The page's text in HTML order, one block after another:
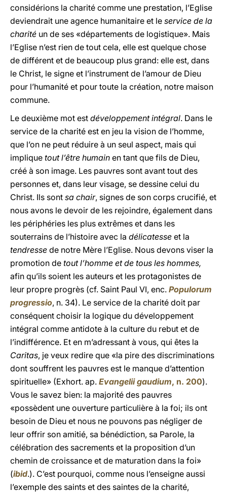
considérions la charité comme une prestation, l’Eglise
deviendrait une agence humanitaire et le service de la
charité un de ses «départements de logistique». Mais
l’Eglise n’est rien de tout cela, elle est quelque chose
de différent et de beaucoup plus grand: elle est, dans
le Christ, le signe et l’instrument de l’amour de Dieu
pour l’humanité et pour toute la création, notre maison
commune.
Le deuxième mot est développement intégral. Dans le
service de la charité est en jeu la vision de l’homme,
que l’on ne peut réduire à un seul aspect, mais qui
implique tout l’être humain en tant que fils de Dieu,
créé à son image. Les pauvres sont avant tout des
personnes et, dans leur visage, se dessine celui du
Christ. Ils sont sa chair, signes de son corps crucifié, et
nous avons le devoir de les rejoindre, également dans
les périphéries les plus extrêmes et dans les
souterrains de l’histoire avec la délicatesse et la
tendresse de notre Mère l’Eglise. Nous devons viser la
promotion de tout l’homme et de tous les hommes,
afin qu’ils soient les auteurs et les protagonistes de
leur propre progrès (cf. Saint Paul VI, enc. Populorum
progressio, n. 34). Le service de la charité doit par
conséquent choisir la logique du développement
intégral comme antidote à la culture du rebut et de
l’indifférence. Et en m’adressant à vous, qui êtes la
Caritas, je veux redire que «la pire des discriminations
dont souffrent les pauvres est le manque d’attention
spirituelle» (Exhort. ap. Evangelii gaudium, n. 200).
Vous le savez bien: la majorité des pauvres
«possèdent une ouverture particulière à la foi; ils ont
besoin de Dieu et nous ne pouvons pas négliger de
leur offrir son amitié, sa bénédiction, sa Parole, la
célébration des sacrements et la proposition d’un
chemin de croissance et de maturation dans la foi»
(ibid.). C’est pourquoi, comme nous l’enseigne aussi
l’exemple des saints et des saintes de la charité,